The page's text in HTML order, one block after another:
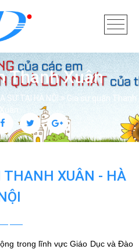
Thanh Xuân
SƯ TẠI HÀ NỘI
Gia sư quận Thanh
THANH XUÂN - HÀ
trong lĩnh vực Giáo Dục và Đào